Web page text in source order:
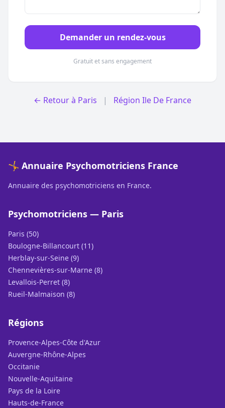
Demander un rendez-vous
Gratuit et sans engagement
← Retour à Paris | Région Ile De France
🤸 Annuaire Psychomotriciens France
Annuaire des psychomotriciens en France.
Psychomotriciens — Paris
Paris (50)
Boulogne-Billancourt (11)
Herblay-sur-Seine (9)
Chennevières-sur-Marne (8)
Levallois-Perret (8)
Rueil-Malmaison (8)
Régions
Provence-Alpes-Côte d'Azur
Auvergne-Rhône-Alpes
Occitanie
Nouvelle-Aquitaine
Pays de la Loire
Hauts-de-France